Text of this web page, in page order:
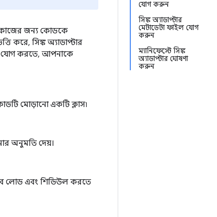
যোগ করুন
সিঙ্ক অ্যাডাপ্টার
মেটাডেটা ফাইল যোগ
করুন
ম্যানিফেস্টে সিঙ্ক
অ্যাডাপ্টার ঘোষণা
করুন
কাজের জন্য কোডকে
করে, সিঙ্ক অ্যাডাপ্টার
যোগ করতে, আপনাকে
মোড়ানো একটি ক্লাস৷
অনুমতি দেয়।
লোড এবং শিডিউল করতে